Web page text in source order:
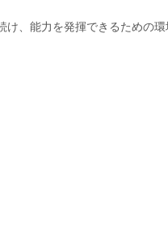
、能力を発揮できるための